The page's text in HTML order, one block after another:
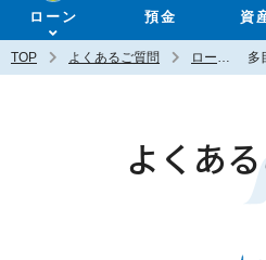
ローン 預金 資
TOP よくあるご質問 ローン全般
よくあ